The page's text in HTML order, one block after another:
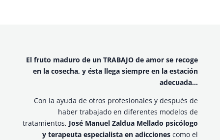
El fruto maduro de un TRABAJO de amor se recoge
en la cosecha, y ésta llega siempre en la estación
adecuada…
Con la ayuda de otros profesionales y después de
haber trabajado en diferentes modelos de
tratamientos, José Manuel Zaldua Mellado psicólogo
y terapeuta especialista en adicciones como el